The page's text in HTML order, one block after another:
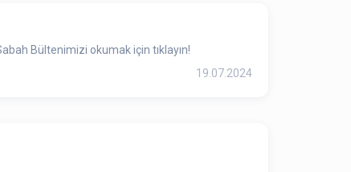
Bültenimizi okumak için tıklayın!
19.07.2024